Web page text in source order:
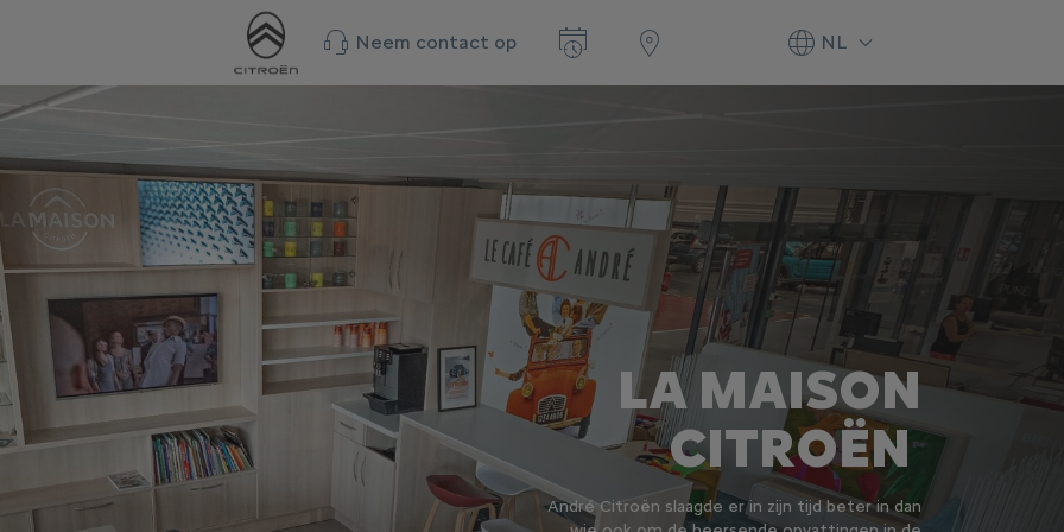
Neem contact op NL
LA MAISON
CITROËN
André Citroën slaagde er in zijn tijd beter in dan